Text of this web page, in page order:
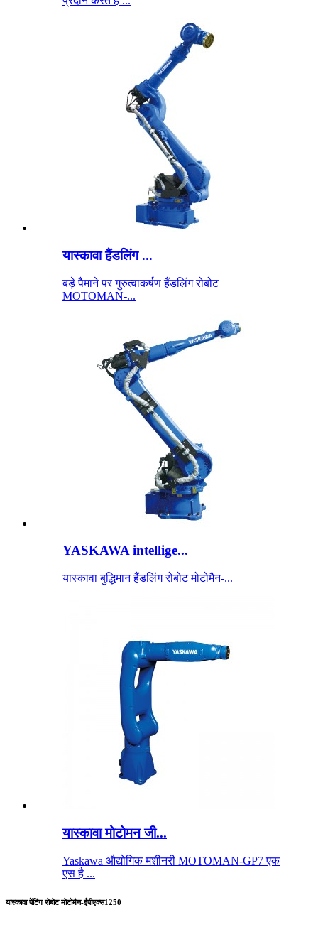
यास्कावा हैंडलिंग ...
बड़े पैमाने पर गुरुत्वाकर्षण हैंडलिंग रोबोट
MOTOMAN-...
YASKAWA intellige...
यास्कावा बुद्धिमान हैंडलिंग रोबोट मोटोमैन-...
यास्कावा मोटोमन जी...
Yaskawa औद्योगिक मशीनरी MOTOMAN-GP7 एक
एस है ...
यास्कावा पेंटिंग रोबोट मोटोमैन-ईपीएक्स1250